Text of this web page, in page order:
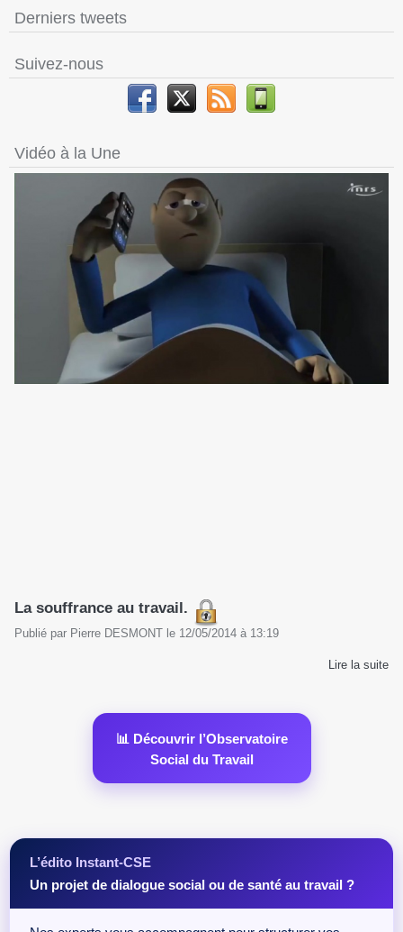
Derniers tweets
Suivez-nous
Vidéo à la Une
La souffrance au travail.
Publié par Pierre DESMONT le 12/05/2014 à 13:19
Lire la suite
📊 Découvrir l’Observatoire
Social du Travail
L’édito Instant-CSE
Un projet de dialogue social ou de santé au travail ?